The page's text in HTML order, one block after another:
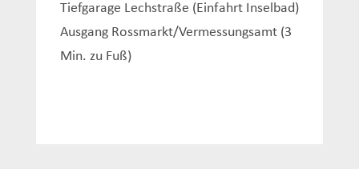
Tiefgarage Lechstraße (Einfahrt Inselbad)
Ausgang Rossmarkt/Vermessungsamt (3
Min. zu Fuß)